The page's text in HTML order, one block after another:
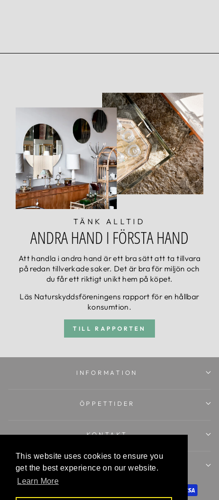
This website uses cookies to ensure you
get the best experience on our website.
Learn More
This website uses cookies to ensure you
get the best experience on our website.
Learn More
TÄNK ALLTID
ANDRA HAND I FÖRSTA HAND
Att handla i andra hand är ett bra sätt att ta tillvara
på redan tillverkade saker. Det är bra för miljön och
du får ett riktigt unikt hem på köpet.
Läs Naturskyddsföreningens rapport för en hållbar
konsumtion.
TILL RAPPORTEN
INFORMATION
ÖPPETTIDER
KONTAKT
LÄR KÄNNA OSS